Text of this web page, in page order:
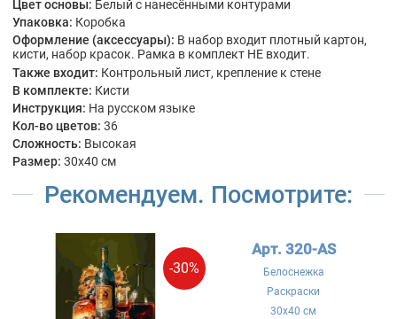
Цвет основы: Белый с нанесёнными контурами
Упаковка: Коробка
Оформление (аксессуары): В набор входит плотный картон,
кисти, набор красок. Рамка в комплект НЕ входит.
Также входит: Контрольный лист, крепление к стене
В комплекте: Кисти
Инструкция: На русском языке
Кол-во цветов: 36
Сложность: Высокая
Размер: 30x40 см
Рекомендуем. Посмотрите:
-30%
Арт. 320-AS
Белоснежка
Раскраски
30x40 см